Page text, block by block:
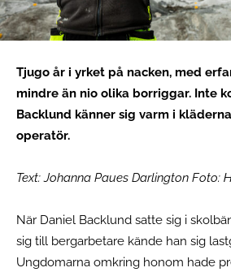
Tjugo år i yrket på nacken, med
mindre än nio olika borriggar. Inte
Backlund känner sig varm i
operatör.
Text: Johanna Paues Darlington Foto:
När Daniel Backlund satte sig i
sig till bergarbetare kände han sig
Ungdomarna omkring honom hade